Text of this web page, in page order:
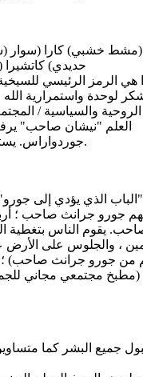
حديدي)
هي الرمز الرئيسي
لوحدة واستمرارية الله
الروحية والسياسية /
جوردواراس. يستخدم العديد من السيخ جابامالا للصلاة.
جورو جرانث صاحب ؛
يقوم الناس بتغطية
، والجلوس على الأرض
من جورو جرانث صاحب) ؛
(مطبخ مجتمعي مجاني